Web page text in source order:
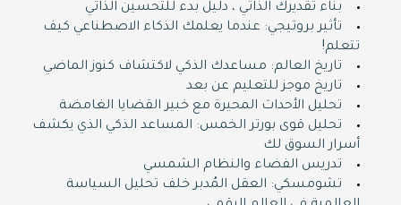
بناء تقديرك الذاتي ، دليل بدء للتحسين الذاتي
تأثير بروتيجي: عندما يعلمك الذكاء الاصطناعي كيف
تتعلم!
تاريخ العالم: مساعدك الذكي لاكتشاف كنوز الماضي
تاريخ موجز للتعليم عن بعد
تحليل الأحداث المحيرة مع خبير القضايا الغامضة
تحليل قوى بورتر الخمس: المساعد الذكي الذي يكشف
أسرار السوق لك
تدريس الفضاء والنظام الشمسي
تشومسكي: العقل المُدبر خلف تحليل السياسة